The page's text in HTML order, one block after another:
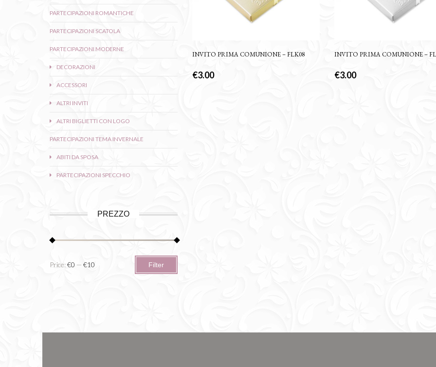
INVITO PRIMA COMUNIONE – FLK08
€3.00
INVITO PRIMA COMUNIONE –
€3.00
PARTECIPAZIONI ROMANTICHE
PARTECIPAZIONI SCATOLA
PARTECIPAZIONI MODERNE
DECORAZIONI
ACCESSORI
ALTRI INVITI
ALTRI BIGLIETTI CON LOGO
PARTECIPAZIONI TEMA INVERNALE
ABITI DA SPOSA
PARTECIPAZIONI SPECCHIO
PREZZO
Min
Max Filter
Price:€0 — €10